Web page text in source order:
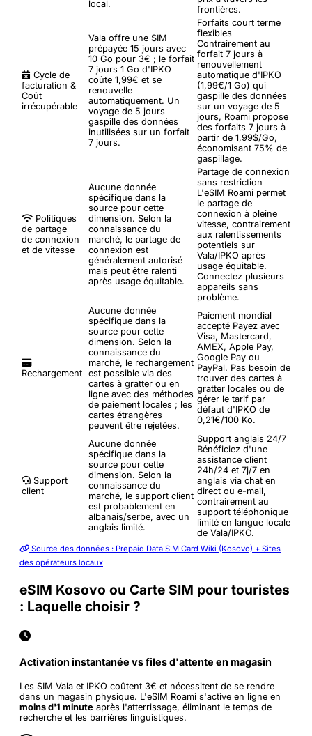
local.
frontières.
Cycle de
facturation &
Coût
irrécupérable
Vala offre une SIM
prépayée 15 jours avec
10 Go pour 3€ ; le forfait
7 jours 1 Go d'IPKO
coûte 1,99€ et se
renouvelle
automatiquement. Un
voyage de 5 jours
gaspille des données
inutilisées sur un forfait
7 jours.
Forfaits court terme
flexibles
Contrairement au
forfait 7 jours à
renouvellement
automatique d'IPKO
(1,99€/1 Go) qui
gaspille des données
sur un voyage de 5
jours, Roami propose
des forfaits 7 jours à
partir de 1,99$/Go,
économisant 75% de
gaspillage.
Politiques
de partage
de connexion
et de vitesse
Aucune donnée
spécifique dans la
source pour cette
dimension. Selon la
connaissance du
marché, le partage de
connexion est
généralement autorisé
mais peut être ralenti
après usage équitable.
Partage de connexion
sans restriction
L'eSIM Roami permet
le partage de
connexion à pleine
vitesse, contrairement
aux ralentissements
potentiels sur
Vala/IPKO après
usage équitable.
Connectez plusieurs
appareils sans
problème.
Rechargement
Aucune donnée
spécifique dans la
source pour cette
dimension. Selon la
connaissance du
marché, le rechargement
est possible via des
cartes à gratter ou en
ligne avec des méthodes
de paiement locales ; les
cartes étrangères
peuvent être rejetées.
Paiement mondial
accepté Payez avec
Visa, Mastercard,
AMEX, Apple Pay,
Google Pay ou
PayPal. Pas besoin de
trouver des cartes à
gratter locales ou de
gérer le tarif par
défaut d'IPKO de
0,21€/100 Ko.
Support
client
Aucune donnée
spécifique dans la
source pour cette
dimension. Selon la
connaissance du
marché, le support client
est probablement en
albanais/serbe, avec un
anglais limité.
Support anglais 24/7
Bénéficiez d'une
assistance client
24h/24 et 7j/7 en
anglais via chat en
direct ou e-mail,
contrairement au
support téléphonique
limité en langue locale
de Vala/IPKO.
Source des données : Prepaid Data SIM Card Wiki (Kosovo) + Sites
des opérateurs locaux
eSIM Kosovo ou Carte SIM pour touristes
: Laquelle choisir ?
Activation instantanée vs files d'attente en magasin
Les SIM Vala et IPKO coûtent 3€ et nécessitent de se rendre
dans un magasin physique. L'eSIM Roami s'active en ligne en
moins d'1 minute après l'atterrissage, éliminant le temps de
recherche et les barrières linguistiques.